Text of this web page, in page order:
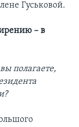
Гуськовой.
– в
полагаете,